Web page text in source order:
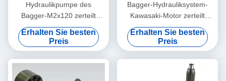
Hydraulikpumpe des
Bagger-M2x120 zerteilt
Kolbenpumpe-Fahrmotor-
Ersatz
Erhalten Sie besten
Preis
Bagger-Hydrauliksystem-
Kawasaki-Motor zerteilt
Zusätze M2X150 ISO9001 -
2000
Erhalten Sie besten
Preis